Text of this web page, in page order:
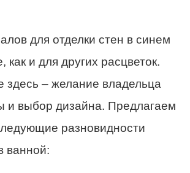
для отделки стен в синем
как и для других расцветок.
здесь – желание владельца
и выбор дизайна. Предлагаем
разновидности
ванной: